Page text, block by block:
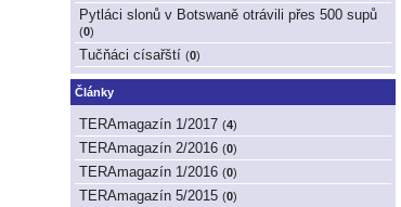
Pytláci slonů v Botswaně otrávili přes 500 supů
(0)
Tučňáci císařští (0)
Články
TERAmagazín 1/2017 (4)
TERAmagazín 2/2016 (0)
TERAmagazín 1/2016 (0)
TERAmagazín 5/2015 (0)